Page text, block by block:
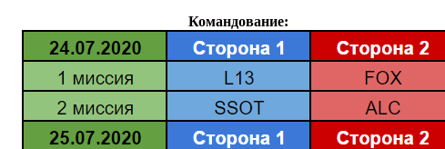
Командование: